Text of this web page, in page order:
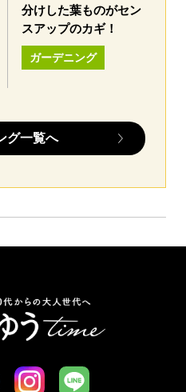
分けした葉ものがセン
スアップのカギ！
ガーデニング
グ一覧へ